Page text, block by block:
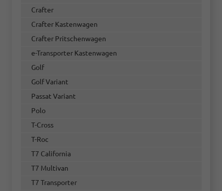
Crafter
Crafter Kastenwagen
Crafter Pritschenwagen
e-Transporter Kastenwagen
Golf
Golf Variant
Passat Variant
Polo
T-Cross
T-Roc
T7 California
T7 Multivan
T7 Transporter